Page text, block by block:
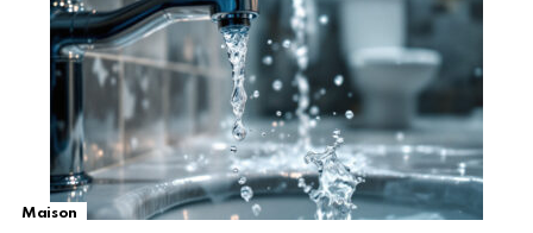
Maison